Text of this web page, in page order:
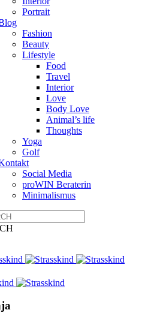
Portrait
Fashion
Beauty
Lifestyle
Food
Travel
Interior
Love
Body Love
Animal’s life
Thoughts
Yoga
Golf
Social Media
proWIN Beraterin
Minimalismus